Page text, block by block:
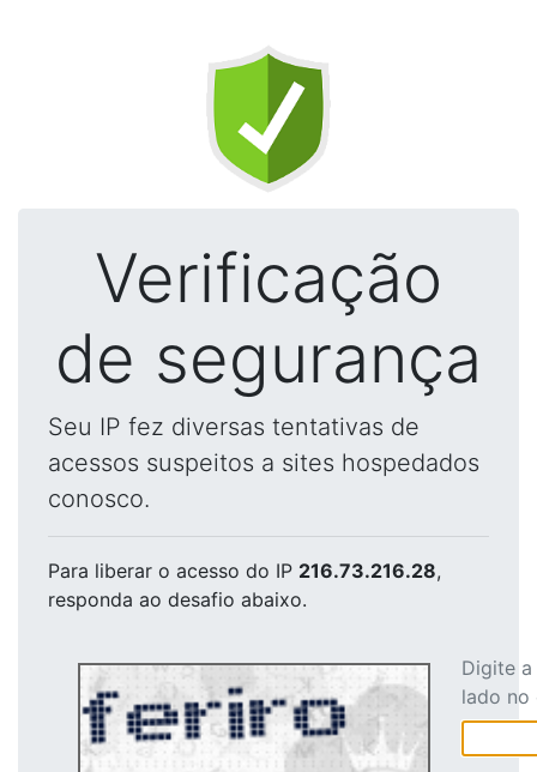
Verificação
de segurança
Seu IP fez diversas tentativas de
acessos suspeitos a sites hospedados
conosco.
Para liberar o acesso do IP 216.73.216.28,
responda ao desafio abaixo.
Digite
lado no